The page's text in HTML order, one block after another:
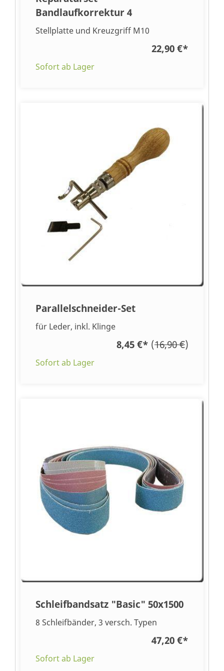
Bandlaufkorrektur 4
Stellplatte und Kreuzgriff M10
22,90 €*
Sofort ab Lager
Parallelschneider-Set
für Leder, inkl. Klinge
8,45 €* (16,90 €)
Sofort ab Lager
Schleifbandsatz "Basic" 50x1500
8 Schleifbänder, 3 versch. Typen
47,20 €*
Sofort ab Lager